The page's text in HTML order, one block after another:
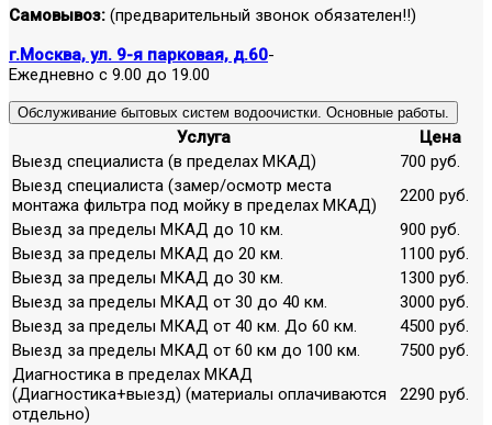
Самовывоз: (предварительный звонок обязателен!!)
г.Москва, ул. 9-я парковая, д.60-
Ежедневно с 9.00 до 19.00
Обслуживание бытовых систем водоочистки. Основные работы.
Услуга
Цена
Выезд специалиста (в пределах МКАД)
700 руб.
Выезд специалиста (замер/осмотр места
монтажа фильтра под мойку в пределах МКАД)
2200 руб.
Выезд за пределы МКАД до 10 км.
900 руб.
Выезд за пределы МКАД до 20 км.
1100 руб.
Выезд за пределы МКАД до 30 км.
1300 руб.
Выезд за пределы МКАД от 30 до 40 км.
3000 руб.
Выезд за пределы МКАД от 40 км. До 60 км.
4500 руб.
Выезд за пределы МКАД от 60 км до 100 км.
7500 руб.
Диагностика в пределах МКАД
(Диагностика+выезд) (материалы оплачиваются
отдельно)
2290 руб.